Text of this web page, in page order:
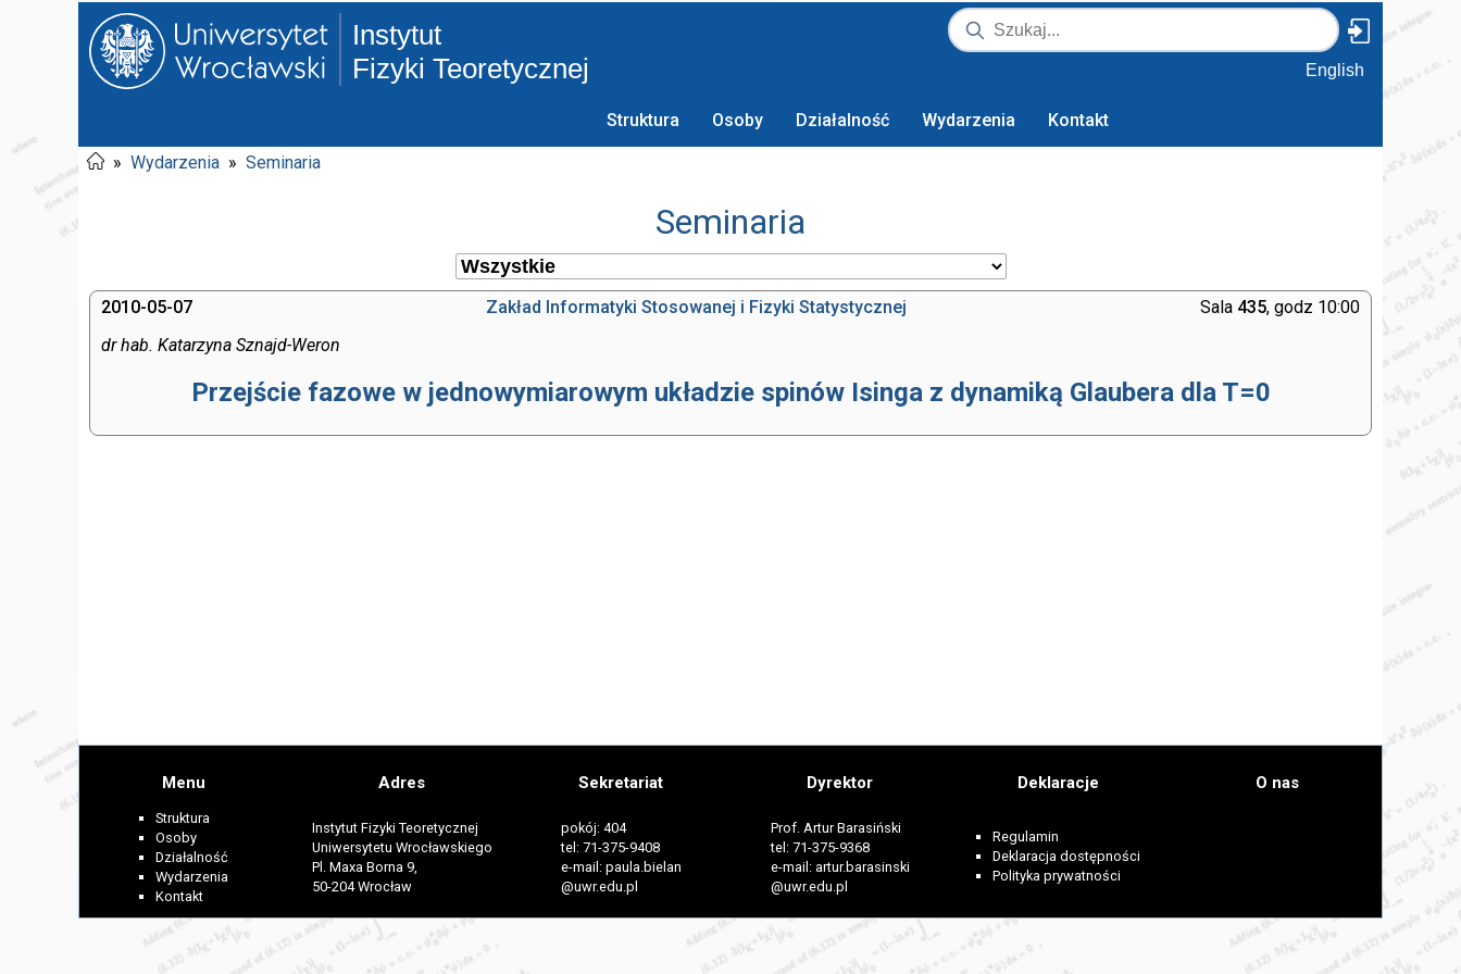
Instytut
Fizyki Teoretycznej
English
Struktura Osoby Działalność Wydarzenia Kontakt
» Wydarzenia » Seminaria
Seminaria
2010-05-07 Sala 435, godz 10:00
Zakład Informatyki Stosowanej i Fizyki Statystycznej
dr hab. Katarzyna Sznajd-Weron
Przejście fazowe w jednowymiarowym układzie spinów Isinga z dynamiką Glaubera dla T=0
Menu
Struktura
Osoby
Działalność
Wydarzenia
Kontakt
Adres
Instytut Fizyki Teoretycznej
Uniwersytetu Wrocławskiego
Pl. Maxa Borna 9,
50-204 Wrocław
Sekretariat
pokój: 404
tel: 71-375-9408
e-mail: paula.bielan
@uwr.edu.pl
Dyrektor
Prof. Artur Barasiński
tel: 71-375-9368
e-mail: artur.barasinski
@uwr.edu.pl
Deklaracje
Regulamin
Deklaracja dostępności
Polityka prywatności
O nas